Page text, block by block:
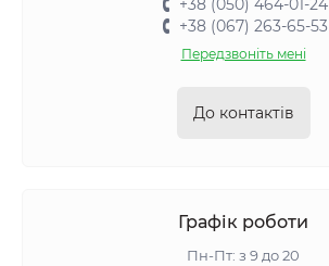
+38 (050) 464-01-24
+38 (067) 263-65-53
Передзвоніть мені
До контактів
Графік роботи
Пн-Пт: з 9 до 20